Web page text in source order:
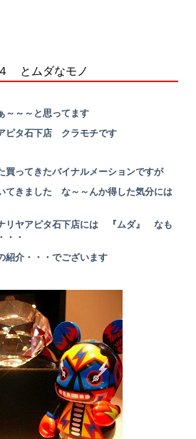
とムダなモノ
～～～と思ってます
タ石下店 クラモチです
買ってきたバイナルメーションですが
てきました な～～んか得した気分には
リヤアピタ石下店には 『ムダ』 なも
・・
紹介・・・でございます